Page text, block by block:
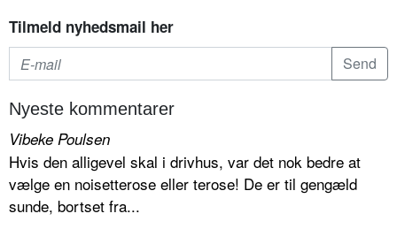
Tilmeld nyhedsmail her
Nyeste kommentarer
Vibeke Poulsen
Hvis den alligevel skal i drivhus, var det nok bedre at
vælge en noisetterose eller terose! De er til gengæld
sunde, bortset fra...